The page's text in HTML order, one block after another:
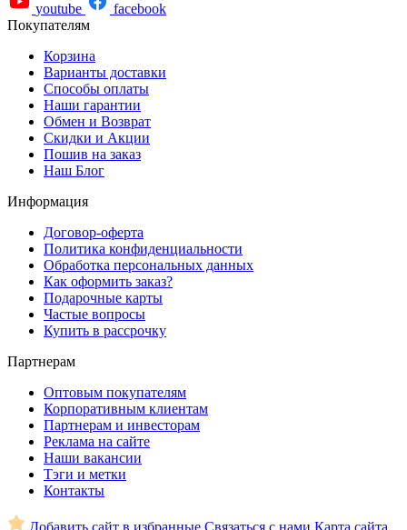
youtube
facebook
Покупателям
Корзина
Варианты доставки
Способы оплаты
Наши гарантии
Обмен и Возврат
Скидки и Акции
Пошив на заказ
Наш Блог
Информация
Договор-оферта
Политика конфиденциальности
Обработка персональных данных
Как оформить заказ?
Подарочные карты
Частые вопросы
Купить в рассрочку
Партнерам
Оптовым покупателям
Корпоративным клиентам
Партнерам и инвесторам
Реклама на сайте
Наши вакансии
Тэги и метки
Контакты